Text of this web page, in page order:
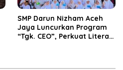
SMP Darun Nizham Aceh
Jaya Luncurkan Program
“Tgk. CEO”, Perkuat Literasi